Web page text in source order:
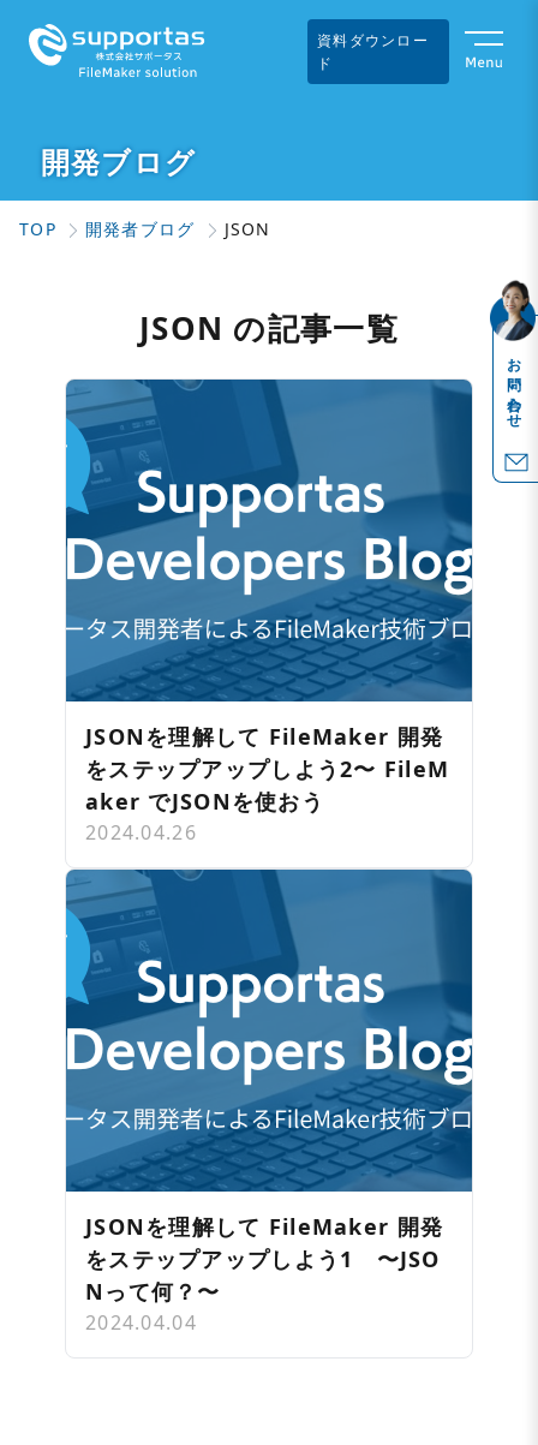
資料ダウンロー
ド
お問い合わせ
開発ブログ
TOP 開発者ブログ JSON
JSON の記事一覧
JSONを理解して FileMaker 開発
をステップアップしよう2〜 FileM
aker でJSONを使おう
2024.04.26
JSONを理解して FileMaker 開発
をステップアップしよう1 〜JSO
Nって何？〜
2024.04.04